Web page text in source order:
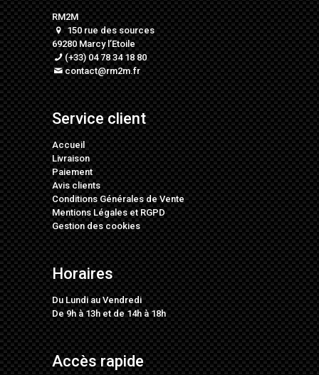
RM2M
150 rue des sources
69280 Marcy l’Etoile
(+33) 04 78 34 18 80
contact@rm2m.fr
Service client
Accueil
Livraison
Paiement
Avis clients
Conditions Générales de Vente
Mentions LégalesetRGPD
Gestion des cookies
Horaires
Du Lundi au Vendredi
De 9h à 13h et de 14h à 18h
Accès rapide